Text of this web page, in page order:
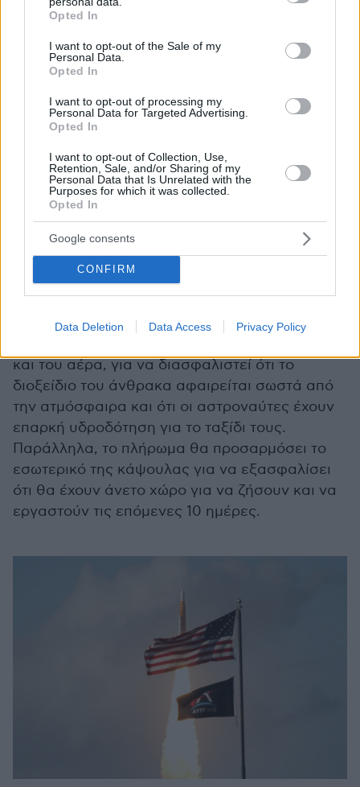
grant or deny consent to Google and its third-party tags to
use your data for below specified purposes in below Google
consent section.
Opted In
I want to opt-out of the Sale of my
Personal Data.
Opted In
I want to opt-out of processing my
Personal Data for Targeted Advertising.
Opted In
I want to opt-out of Collection, Use,
Retention, Sale, and/or Sharing of my
Personal Data that Is Unrelated with the
Purposes for which it was collected.
Opted In
Google consents
CONFIRM
Data Deletion Data Access Privacy Policy
να στρέψει το σύστημα προς τη μονάδα
πρόωσης.
βοηθήσει την Orion να εξασκηθεί σε
μελλοντικές αποστολές, όταν θα πρέπει να
διαστημικά σκάφη.
Δοκιμές και προετοιμασίες για την αποστολή
Η ομάδα της Artemis II θα περάσει τις πρώτες
23 ώρες της αποστολής πραγματοποιώντας
κρίσιμες δοκιμές για να επιβεβαιώσει την καλή
λειτουργία όλων των συστημάτων της
κάψουλας Orion. Ορισμένες από αυτές
και του αέρα, για να διασφαλιστεί ότι το
διοξείδιο του άνθρακα αφαιρείται σωστά από
την ατμόσφαιρα και ότι οι αστροναύτες έχουν
επαρκή υδροδότηση για το ταξίδι τους.
Παράλληλα, το πλήρωμα θα προσαρμόσει το
εσωτερικό της κάψουλας για να εξασφαλίσει
ότι θα έχουν άνετο χώρο για να ζήσουν και να
εργαστούν τις επόμενες 10 ημέρες.